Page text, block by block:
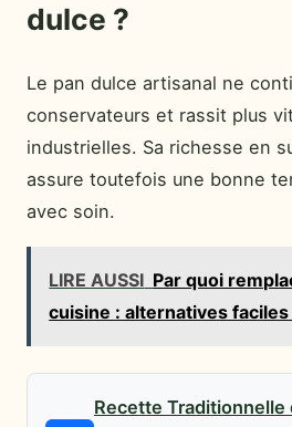
dulce ?
Le pan dulce artisanal ne
conservateurs et rassit plus
industrielles. Sa richesse en
assure toutefois une bonne
avec soin.
LIRE AUSSI Par quoi
cuisine : alternatives
Recette Traditionnelle